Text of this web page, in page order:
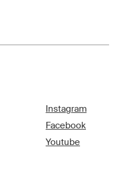
Instagram
Facebook
Youtube